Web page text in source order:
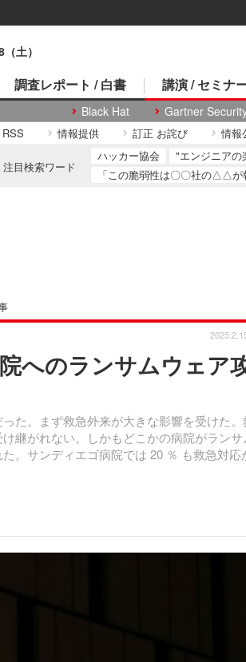
土）
調査レポート / 白書 講演 / セミナ
Black Hat Gartner
RSS 情報提供 訂正 お詫び 情報
注目検索ワード
ハッカー協会 "エンジニアの
「この脆弱性は〇〇社の△△が
へのランサムウェア
た。まず救急外来が大きな影響を受けた
継がれない。しかもどこかの病院がラン
。サンディエゴ病院では 20 ％ も救急対応